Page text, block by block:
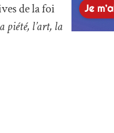
de la foi
piété, l’art, la